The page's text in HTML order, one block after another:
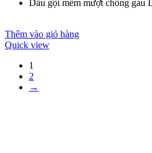
Dầu gội mềm mượt chống
Thêm vào giỏ hàng
Quick view
1
2
→